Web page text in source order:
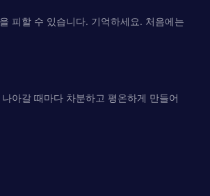
피할 수 있습니다. 기억하세요. 처음에는
아갈 때마다 차분하고 평온하게 만들어